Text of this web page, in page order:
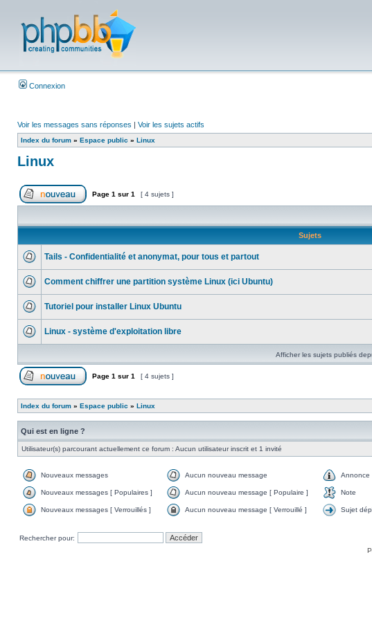
Connexion
Voir les messages sans réponses | Voir les sujets actifs
Index du forum » Espace public » Linux
Linux
Page 1 sur 1 [ 4 sujets ]
Sujets
Tails - Confidentialité et anonymat, pour tous et partout
Comment chiffrer une partition système Linux (ici Ubuntu)
Tutoriel pour installer Linux Ubuntu
Linux - système d'exploitation libre
Afficher les sujets publiés
Page 1 sur 1 [ 4 sujets ]
Index du forum » Espace public » Linux
Qui est en ligne ?
Utilisateur(s) parcourant actuellement ce forum : Aucun utilisateur inscrit et 1 invité
Nouveaux messages Aucun nouveau message Annonce
Nouveaux messages [ Populaires ] Aucun nouveau message [ Populaire ] Note
Nouveaux messages [ Verrouillés ] Aucun nouveau message [ Verrouillé ] Sujet
Rechercher pour: